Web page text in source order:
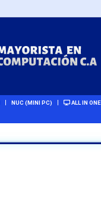
NUC (MINI PC) ALL IN ONE